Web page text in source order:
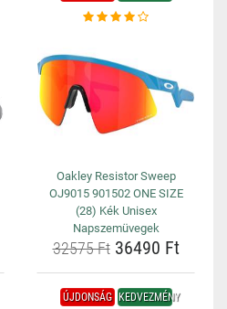
Oakley Resistor Sweep
OJ9015 901502 ONE SIZE
(28) Kék Unisex
Napszemüvegek
32575 Ft36490 Ft
ÚJDONSÁG KEDVEZMÉNY